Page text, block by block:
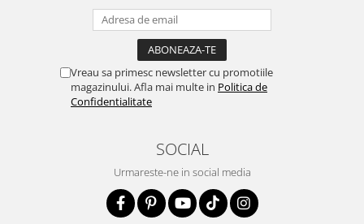
Vreau sa primesc newsletter cu promotiile
magazinului. Afla mai multe in Politica de
Confidentialitate
SOCIAL
Urmareste-ne in social media